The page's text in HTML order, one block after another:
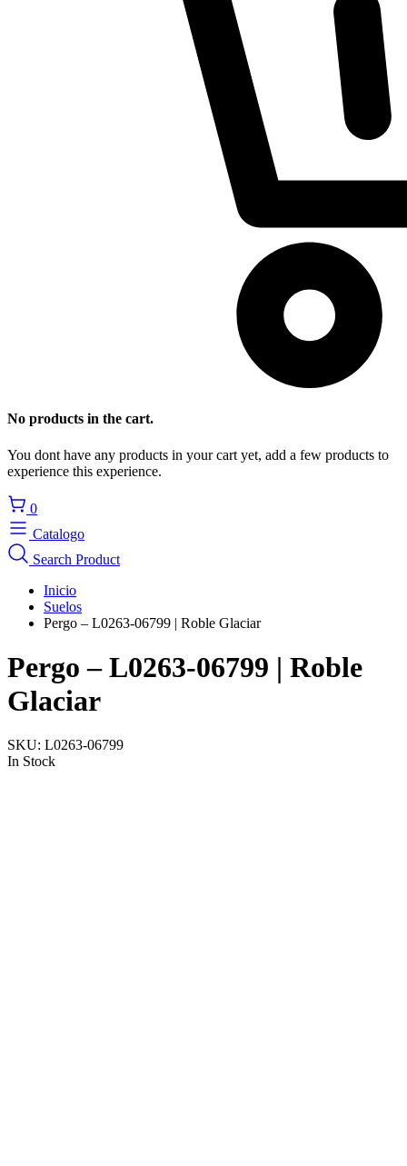
No products in the cart.
You dont have any products in your cart yet, add a few products to
experience this experience.
0
Catalogo
Search Product
Inicio
Suelos
Pergo – L0263-06799 | Roble Glaciar
Pergo – L0263-06799 | Roble
Glaciar
SKU: L0263-06799
In Stock